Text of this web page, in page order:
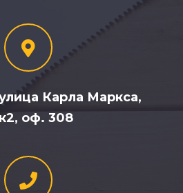
Карла Маркса,
оф. 308